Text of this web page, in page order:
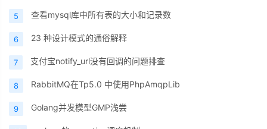
5 查看mysql库中所有表的大小和记录数
6 23 种设计模式的通俗解释
7 支付宝notify_url没有回调的问题排查
8 RabbitMQ在Tp5.0 中使用PhpAmqpLib
9 Golang并发模型GMP浅尝